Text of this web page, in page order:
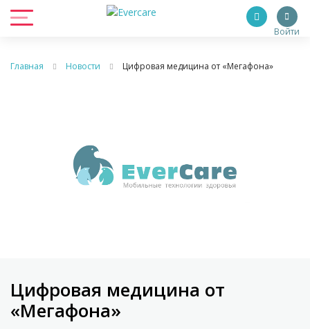
Войти
Главная Новости Цифровая медицина от «Мегафона»
Цифровая медицина от
«Мегафона»